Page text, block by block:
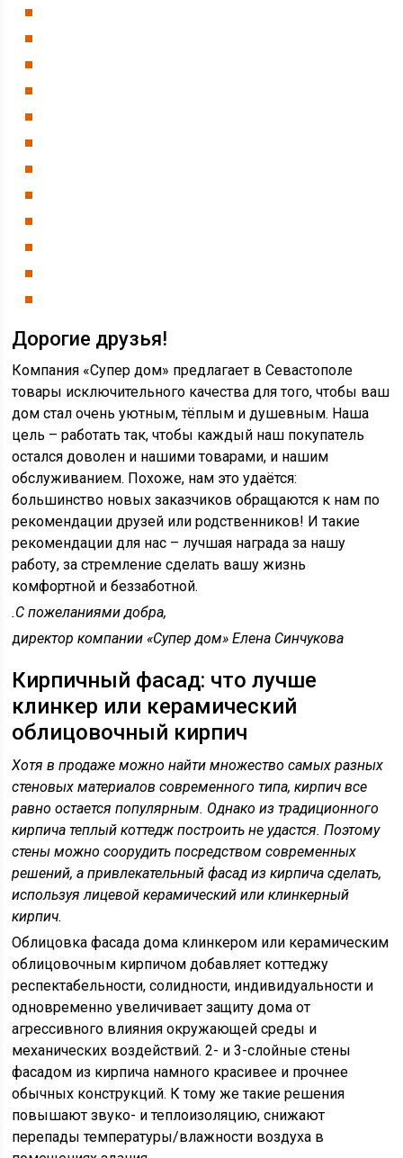
Дорогие друзья!
Компания «Супер дом» предлагает в Севастополе
товары исключительного качества для того, чтобы ваш
дом стал очень уютным, тёплым и душевным. Наша
цель – работать так, чтобы каждый наш покупатель
остался доволен и нашими товарами, и нашим
обслуживанием. Похоже, нам это удаётся:
большинство новых заказчиков обращаются к нам по
рекомендации друзей или родственников! И такие
рекомендации для нас – лучшая награда за нашу
работу, за стремление сделать вашу жизнь
комфортной и беззаботной.
.С пожеланиями добра,
директор компании «Супер дом» Елена Синчукова
Кирпичный фасад: что лучше
клинкер или керамический
облицовочный кирпич
Хотя в продаже можно найти множество самых разных
стеновых материалов современного типа, кирпич все
равно остается популярным. Однако из традиционного
кирпича теплый коттедж построить не удастся. Поэтому
стены можно соорудить посредством современных
решений, а привлекательный фасад из кирпича сделать,
используя лицевой керамический или клинкерный
кирпич.
Облицовка фасада дома клинкером или керамическим
облицовочным кирпичом добавляет коттеджу
респектабельности, солидности, индивидуальности и
одновременно увеличивает защиту дома от
агрессивного влияния окружающей среды и
механических воздействий. 2- и 3-слойные стены
фасадом из кирпича намного красивее и прочнее
обычных конструкций. К тому же такие решения
повышают звуко- и теплоизоляцию, снижают
перепады температуры/влажности воздуха в